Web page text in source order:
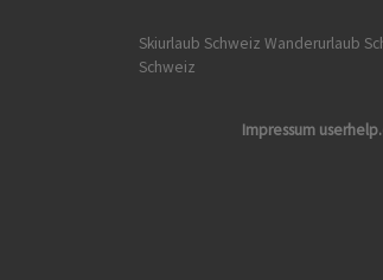
Skiurlaub Schweiz Wanderurlaub
Schweiz
Impressum